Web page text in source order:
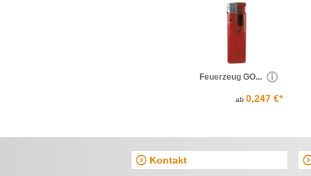
Feuerzeug GO...
ab 0,247 €*
Kontakt